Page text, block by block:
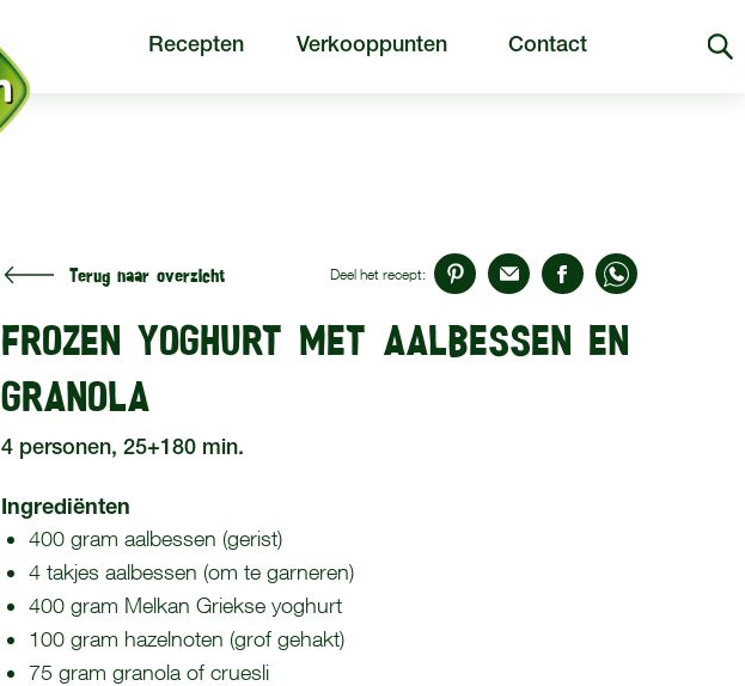
Recepten Verkooppunten Contact
Terug naar overzicht Deel het recept:
FROZEN YOGHURT MET AALBESSEN EN
GRANOLA
4 personen, 25+180 min.
Ingrediënten
400 gram aalbessen (gerist)
4 takjes aalbessen (om te garneren)
400 gram Melkan Griekse yoghurt
100 gram hazelnoten (grof gehakt)
75 gram granola of cruesli